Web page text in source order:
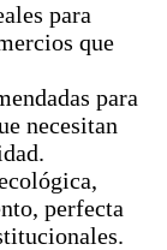
para
que
para
necesitan
perfecta